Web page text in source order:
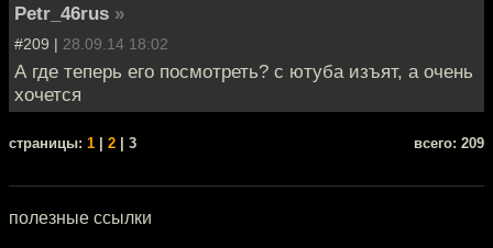
Petr_46rus »
#209 | 28.09.14 18:02
А где теперь его посмотреть? с ютуба изъят, а очень
хочется
cтраницы: 1 2 | 3 всего: 209
полезные ссылки